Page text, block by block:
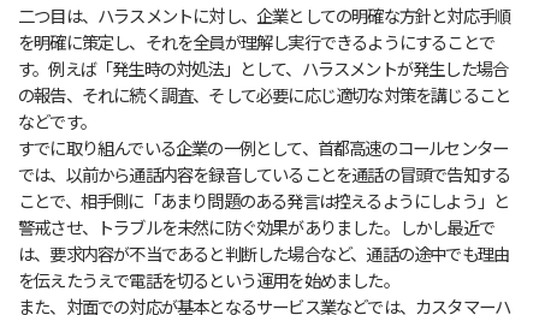
二つ目は、ハラスメントに対し、企業としての明確な方針と対応手順
を明確に策定し、それを全員が理解し実行できるようにすることで
す。例えば「発生時の対処法」として、ハラスメントが発生した場合
の報告、それに続く調査、そして必要に応じ適切な対策を講じること
などです。
すでに取り組んでいる企業の一例として、首都高速のコールセンター
では、以前から通話内容を録音していることを通話の冒頭で告知する
ことで、相手側に「あまり問題のある発言は控えるようにしよう」と
警戒させ、トラブルを未然に防ぐ効果がありました。しかし最近で
は、要求内容が不当であると判断した場合など、通話の途中でも理由
を伝えたうえで電話を切るという運用を始めました。
また、対面での対応が基本となるサービス業などでは、カスタマーハ